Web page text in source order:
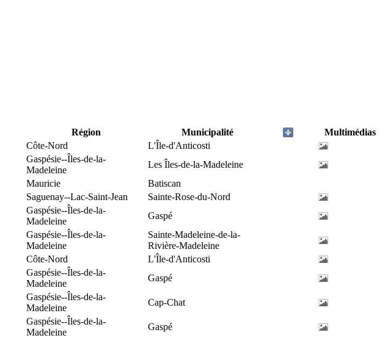
Région Municipalité
Multimédias
Côte-Nord
L'Île-d'Anticosti
Gaspésie--Îles-de-la-
Madeleine
Les Îles-de-la-Madeleine
Mauricie
Batiscan
Saguenay--Lac-Saint-Jean
Sainte-Rose-du-Nord
Gaspésie--Îles-de-la-
Madeleine
Gaspé
Gaspésie--Îles-de-la-
Madeleine
Sainte-Madeleine-de-la-
Rivière-Madeleine
Côte-Nord
L'Île-d'Anticosti
Gaspésie--Îles-de-la-
Madeleine
Gaspé
Gaspésie--Îles-de-la-
Madeleine
Cap-Chat
Gaspésie--Îles-de-la-
Madeleine
Gaspé